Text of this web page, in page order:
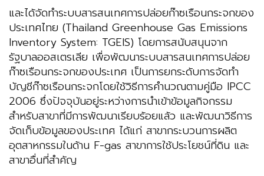
และได้จัดทำระบบสารสนเทศการปล่อยก๊าซเรือนกระจกของ
ประเทศไทย (Thailand Greenhouse Gas Emissions
Inventory System: TGEIS) โดยการสนับสนุนจาก
รัฐบาลออสเตรเลีย เพื่อพัฒนาระบบสารสนเทศการปล่อย
ก๊าซเรือนกระจกของประเทศ เป็นการยกระดับการจัดทำ
บัญชีก๊าซเรือนกระจกโดยใช้วิธีการคำนวณตามคู่มือ IPCC
2006 ซึ่งปัจจุบันอยู่ระหว่างการนำเข้าข้อมูลกิจกรรม
สำหรับสาขาที่มีการพัฒนาเรียบร้อยแล้ว และพัฒนาวิธีการ
จัดเก็บข้อมูลของประเทศ ได้แก่ สาขากระบวนการผลิต
อุตสาหกรรมในด้าน F-gas สาขาการใช้ประโยชน์ที่ดิน และ
สาขาอื่นที่สำคัญ